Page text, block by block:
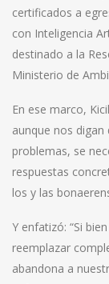
certificados a
con Inteligencia
destinado a la
Ministerio de
En ese marco,
aunque nos
problemas, se
respuestas
los y las
Y enfatizó: “Si
reemplazar
abandona a